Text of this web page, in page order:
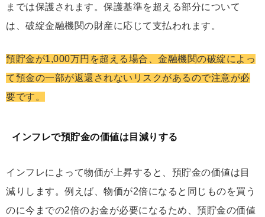
までは保護されます。保護基準を超える部分について
は、破綻金融機関の財産に応じて支払われます。
預貯金が1,000万円を超える場合、金融機関の破綻によっ
て預金の一部が返還されないリスクがあるので注意が必
要です。
インフレで預貯金の価値は目減りする
インフレによって物価が上昇すると、預貯金の価値は目
減りします。例えば、物価が2倍になると同じものを買う
のに今までの2倍のお金が必要になるため、預貯金の価値